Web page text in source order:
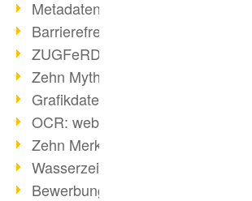
Metadaten in PDF-Dateien
Barrierefreiheit mit PDF/UA
ZUGFeRD: E-Rechnung erklärt
Zehn Mythen über PDF/A
Grafikdateien mit webPDF erstellen
OCR: webPDF wandelt Grafiken
Zehn Merksätze des BITKOM
Wasserzeichen im PDF
Bewerbung als PDF gestalten